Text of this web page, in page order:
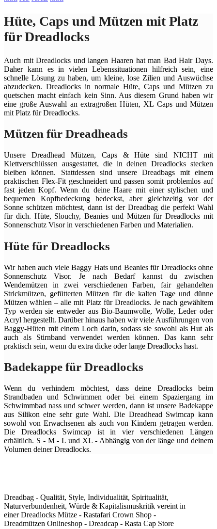
Hüte, Caps und Mützen mit Platz
für Dreadlocks
Auch mit Dreadlocks und langen Haaren hat man Bad Hair Days.
Daher kann es in vielen Lebenssituationen hilfreich sein, eine
schnelle Lösung zu haben, um kleine, lose Zilien und Auswüchse
abzudecken. Dreadlocks in normale Hüte, Caps und Mützen zu
quetschen macht einfach kein Sinn. Aus diesem Grund haben wir
eine große Auswahl an extragroßen Hüten, XL Caps und Mützen
mit Platz für Dreadlocks.
Mützen für Dreadheads
Unsere Dreadhead Mützen, Caps & Hüte sind NICHT mit
Klettverschlüssen ausgestattet, die in deinen Dreadlocks stecken
bleiben können. Stattdessen sind unsere Dreadbags mit einem
praktischen Flex-Fit geschneidert und passen somit problemlos auf
fast jeden Kopf. Wenn du deine Haare mit einer stylischen und
bequemen Kopfbedeckung bedeckst, aber gleichzeitig vor der
Sonne schützen möchtest, dann ist der Dreadbag die perfekt Wahl
für dich. Hüte, Slouchy, Beanies und Mützen für Dreadlocks mit
Sonnenschutz Visor in verschiedenen Farben und Materialien.
Hüte für Dreadlocks
Wir haben auch viele Baggy Hats und Beanies für Dreadlocks ohne
Sonnenschutz Visor. Je nach Bedarf kannst du zwischen
Wendemützen in zwei verschiedenen Farben, fair gehandelten
Strickmützen, gefütterten Mützen für die kalten Tage und dünne
Mützen wählen – alle mit Platz für Dreadlocks. Je nach gewähltem
Typ werden sie entweder aus Bio-Baumwolle, Wolle, Leder oder
Acryl hergestellt. Darüber hinaus haben wir viele Ausführungen von
Baggy-Hüten mit einem Loch darin, sodass sie sowohl als Hut als
auch als Stirnband verwendet werden können. Das kann sehr
praktisch sein, wenn du extra dicke oder lange Dreadlocks hast.
Badekappe für Dreadlocks
Wenn du verhindern möchtest, dass deine Dreadlocks beim
Strandbaden und Schwimmen oder bei einem Spaziergang im
Schwimmbad nass und schwer werden, dann ist unsere Badekappe
aus Silikon eine sehr gute Wahl. Die Dreadhead Swimcap kann
sowohl von Erwachsenen als auch von Kindern getragen werden.
Die Dreadlocks Swimcap ist in vier verschiedenen Längen
erhältlich. S - M - L und XL - Abhängig von der länge und deinem
Volumen deiner Dreadlocks.
Dreadbag - Qualität, Style, Individualität, Spiritualität,
Naturverbundenheit, Würde & Kapitalismuskritik vereint in
einer Dreadlocks Mütze - Rastafari Crown Shop -
Dreadmützen Onlineshop - Dreadcap - Rasta Cap Store